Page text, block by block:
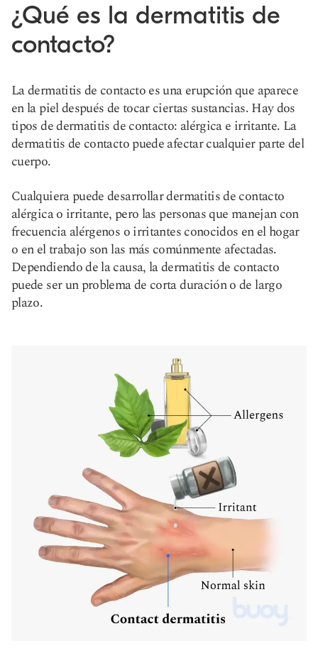
¿Qué es la dermatitis de
contacto?
La dermatitis de contacto es una erupción que aparece
en la piel después de tocar ciertas sustancias. Hay dos
tipos de dermatitis de contacto: alérgica e irritante. La
dermatitis de contacto puede afectar cualquier parte del
cuerpo.
Cualquiera puede desarrollar dermatitis de contacto
alérgica o irritante, pero las personas que manejan con
frecuencia alérgenos o irritantes conocidos en el hogar
o en el trabajo son las más comúnmente afectadas.
Dependiendo de la causa, la dermatitis de contacto
puede ser un problema de corta duración o de largo
plazo.